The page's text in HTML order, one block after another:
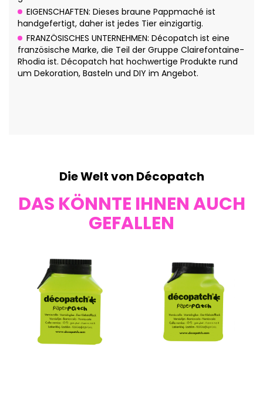
EIGENSCHAFTEN: Dieses braune Pappmaché ist
handgefertigt, daher ist jedes Tier einzigartig.
FRANZÖSISCHES UNTERNEHMEN: Décopatch ist eine
französische Marke, die Teil der Gruppe Clairefontaine-
Rhodia ist. Décopatch hat hochwertige Produkte rund
um Dekoration, Basteln und DIY im Angebot.
Die Welt von Décopatch
DAS KÖNNTE IHNEN AUCH
GEFALLEN